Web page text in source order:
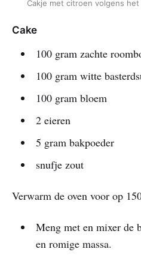
Cakje met citroen volgens
Cake
100 gram zachte
100 gram witte
100 gram bloem
2 eieren
5 gram bakpoeder
snufje zout
Verwarm de oven voor op
Meng met en mixer de
en romige massa.